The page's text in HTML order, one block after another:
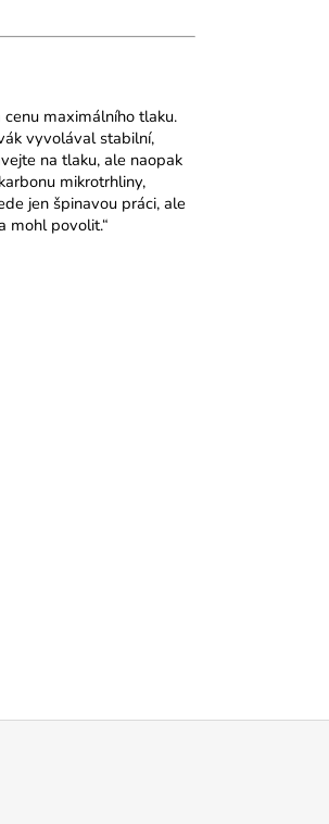
maximálního tlaku.
vyvolával stabilní,
na tlaku, ale naopak
mikrotrhliny,
jen špinavou práci, ale
mohl povolit.“